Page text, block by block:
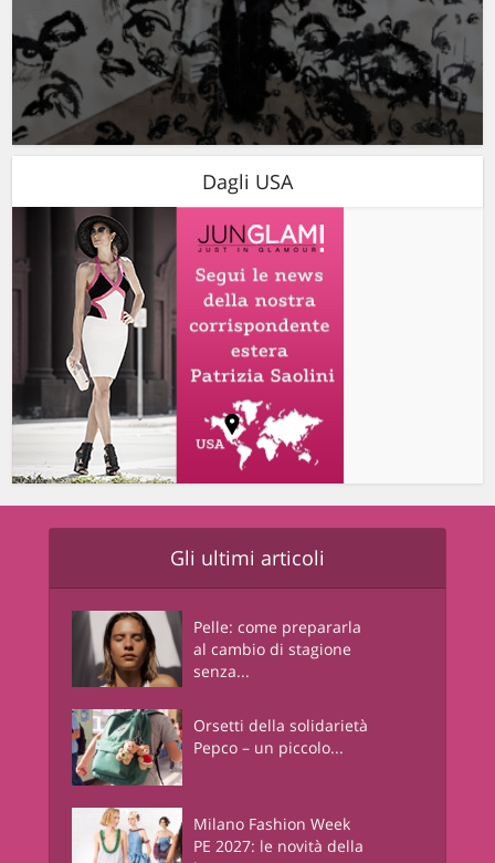
Dagli USA
Gli ultimi articoli
Pelle: come prepararla
al cambio di stagione
senza...
Orsetti della solidarietà
Pepco – un piccolo...
Milano Fashion Week
PE 2027: le novità della